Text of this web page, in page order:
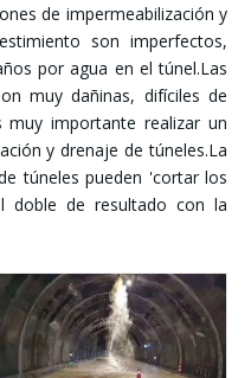
de impermeabilización y
son imperfectos,
por agua en el túnel.Las
muy dañinas, difíciles de
importante realizar un
y drenaje de túneles.La
túneles pueden 'cortar los
doble de resultado con la